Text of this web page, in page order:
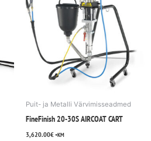
Puit- ja Metalli Värvimisseadmed
FineFinish 20-30S AIRCOAT CART
3,620.00€+KM